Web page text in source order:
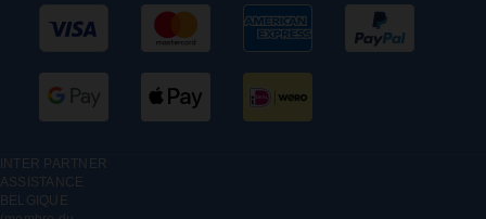
INTER PARTNER
ASSISTANCE
BELGIQUE